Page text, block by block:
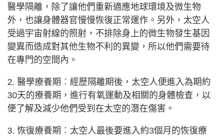
醫學隔離，除了讓他們重新適應地球環境及微生物
外，也讓身體器官慢慢恢復正常運作。另外，太空人
受過宇宙射線的照射，不排除身上的微生物發生基因
變異而造成對其他生物不利的異變，所以他們需要待
在專門的空間內。
2. 醫學療養期︰經歷隔離期後，太空人便進入為期約
30天的療養期，進行有氧運動及相關的身體檢查，以
便了解及減少他們受到在太空的潛在傷害。
3. 恢復療養期︰太空人最後要進入約3個月的恢復療